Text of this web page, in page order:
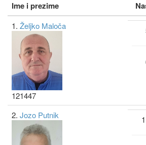
Ime i prezime
1. Željko Maloča
121447
2. Jozo Putnik